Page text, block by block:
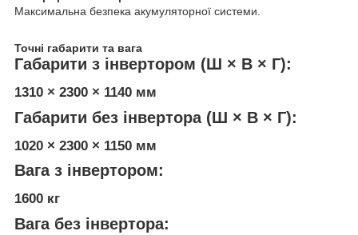
Максимальна безпека акумуляторної системи.
Точні габарити та вага
Габарити з інвертором (Ш × В × Г):
1310 × 2300 × 1140 мм
Габарити без інвертора (Ш × В × Г):
1020 × 2300 × 1150 мм
Вага з інвертором:
1600 кг
Вага без інвертора: